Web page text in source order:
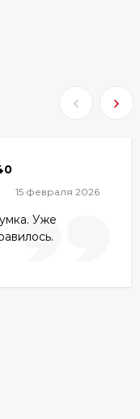
15 февраля 2026
Уже